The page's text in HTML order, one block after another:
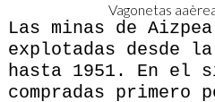
Vagonetas
Las minas de
explotadas desde
hasta 1951. En el
compradas primero